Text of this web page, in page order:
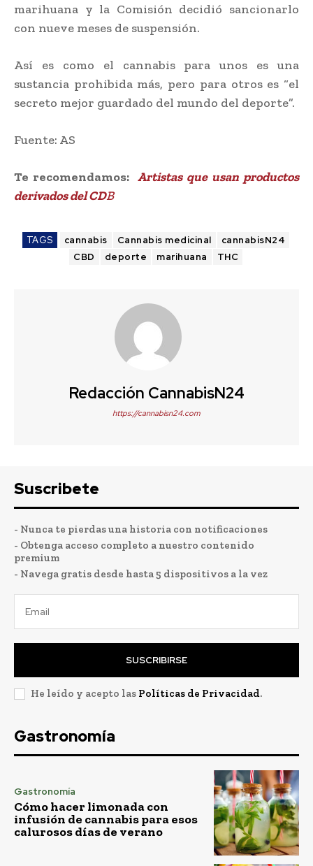
marihuana y la Comisión decidió sancionarlo
con nueve meses de suspensión.
Así es como el cannabis para unos es una
sustancia prohibida más, pero para otros es “el
secreto mejor guardado del mundo del deporte”.
Fuente: AS
Te recomendamos: Artistas que usan productos
derivados del CDB
TAGS cannabis Cannabis medicinal
cannabisN24
CBD
deporte marihuana THC
Redacción CannabisN24
https://cannabisn24.com
Suscribete
- Nunca te pierdas una historia con notificaciones
- Obtenga acceso completo a nuestro contenido
premium
- Navega gratis desde hasta 5 dispositivos a la vez
SUSCRIBIRSE
He leído y acepto las Políticas de Privacidad.
Gastronomía
Gastronomía
Cómo hacer limonada con
infusión de cannabis para esos
calurosos días de verano